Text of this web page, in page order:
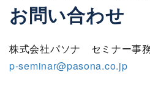
お問い合わせ
株式会社パソナ セミナー事
p-seminar@pasona.co.jp